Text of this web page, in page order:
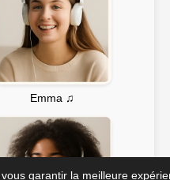
Emma ♫
garantir la meilleure